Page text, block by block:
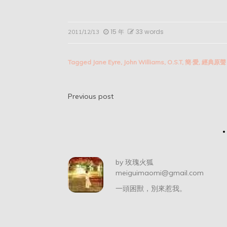
2011/12/13 15 年 33 words
Tagged Jane Eyre, John Williams, O.S.T,簡·愛,經典原聲
文
航
Previous post
by玫瑰火狐
meiguimaomi@gmail.com
一頭困獸，別來惹我。